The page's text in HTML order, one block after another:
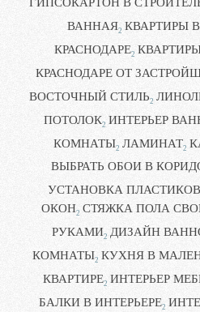
ВАННАЯ2 КВАРТИРЫ В
КРАСНОДАРЕ2
КРАСНОДАРЕ ОТ
ВОСТОЧНЫЙ СТИЛЬ2
ПОТОЛОК2 ИНТЕРЬЕР
КОМНАТЫ2 ЛАМИНАТ2
ВЫБРАТЬ ОБОИ В
УСТАНОВКА
ОКОН2 СТЯЖКА ПОЛА
РУКАМИ2 ДИЗАЙН
КОМНАТЫ2 КУХНЯ В
КВАРТИРЕ2 ИНТЕРЬЕР
БАЛКИ В ИНТЕРЬЕРЕ2